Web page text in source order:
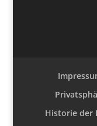
Historie der